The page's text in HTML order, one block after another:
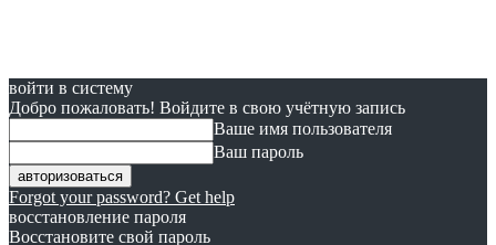
войти в систему
Добро пожаловать! Войдите в свою учётную запись
Ваше имя пользователя
Ваш пароль
Forgot your password? Get help
восстановление пароля
Восстановите свой пароль